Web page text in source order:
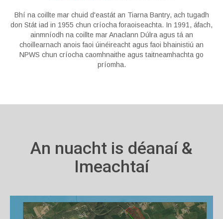
Bhí na coillte mar chuid d'eastát an Tiarna Bantry, ach tugadh
don Stát iad in 1955 chun críocha foraoiseachta. In 1991, áfach,
ainmníodh na coillte mar Anaclann Dúlra agus tá an
choillearnach anois faoi úinéireacht agus faoi bhainistiú an
NPWS chun críocha caomhnaithe agus taitneamhachta go
príomha.
An nuacht is déanaí &
Imeachtaí